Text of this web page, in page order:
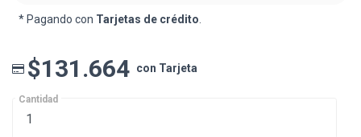
* Pagando con Tarjetas de crédito.
$131.664 con Tarjeta
Cantidad